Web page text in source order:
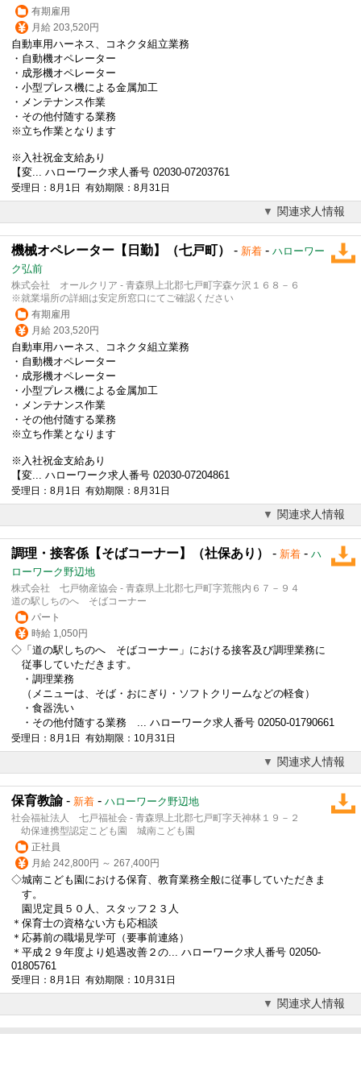
有期雇用
月給 203,520円
自動車用ハーネス、コネクタ組立業務
・自動機オペレーター
・成形機オペレーター
・小型プレス機による金属加工
・メンテナンス作業
・その他付随する業務
※立ち作業となります
※入社祝金支給あり
【変... ハローワーク求人番号 02030-07203761
受理日：8月1日 有効期限：8月31日
関連求人情報
機械オペレーター【日勤】（七戸町） - 新着 - ハローワー
ク弘前
株式会社 オールクリア - 青森県上北郡七戸町字森ケ沢１６８－６
※就業場所の詳細は安定所窓口にてご確認ください
有期雇用
月給 203,520円
自動車用ハーネス、コネクタ組立業務
・自動機オペレーター
・成形機オペレーター
・小型プレス機による金属加工
・メンテナンス作業
・その他付随する業務
※立ち作業となります
※入社祝金支給あり
【変... ハローワーク求人番号 02030-07204861
受理日：8月1日 有効期限：8月31日
関連求人情報
調理・接客係【そばコーナー】（社保あり） - 新着 - ハ
ローワーク野辺地
株式会社 七戸物産協会 - 青森県上北郡七戸町字荒熊内６７－９４
道の駅しちのへ そばコーナー
パート
時給 1,050円
◇「道の駅しちのへ そばコーナー」における接客及び調理業務に
従事していただきます。
・調理業務
（メニューは、そば・おにぎり・ソフトクリームなどの軽食）
・食器洗い
・その他付随する業務 ... ハローワーク求人番号 02050-01790661
受理日：8月1日 有効期限：10月31日
関連求人情報
保育教諭- 新着 - ハローワーク野辺地
社会福祉法人 七戸福祉会 - 青森県上北郡七戸町字天神林１９－２
幼保連携型認定こども園 城南こども園
正社員
月給 242,800円 ～ 267,400円
◇城南こども園における保育、教育業務全般に従事していただきま
す。
園児定員５０人、スタッフ２３人
＊保育士の資格ない方も応相談
＊応募前の職場見学可（要事前連絡）
＊平成２９年度より処遇改善２の... ハローワーク求人番号 02050-
01805761
受理日：8月1日 有効期限：10月31日
関連求人情報